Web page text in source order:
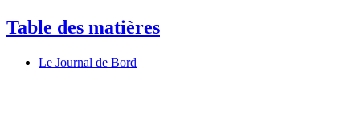
Table des matières
Le Journal de Bord